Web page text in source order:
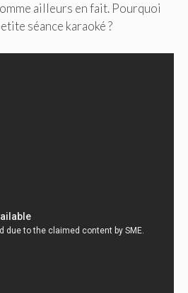
ailleurs en fait. Pourquoi
séance karaoké ?